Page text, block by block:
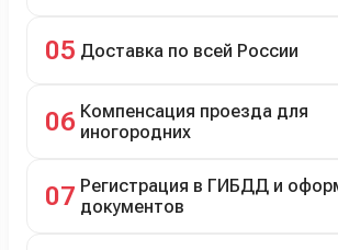
05 Доставка по всей России
06 Компенсация проезда для
иногородних
07 Регистрация в ГИБДД и
документов